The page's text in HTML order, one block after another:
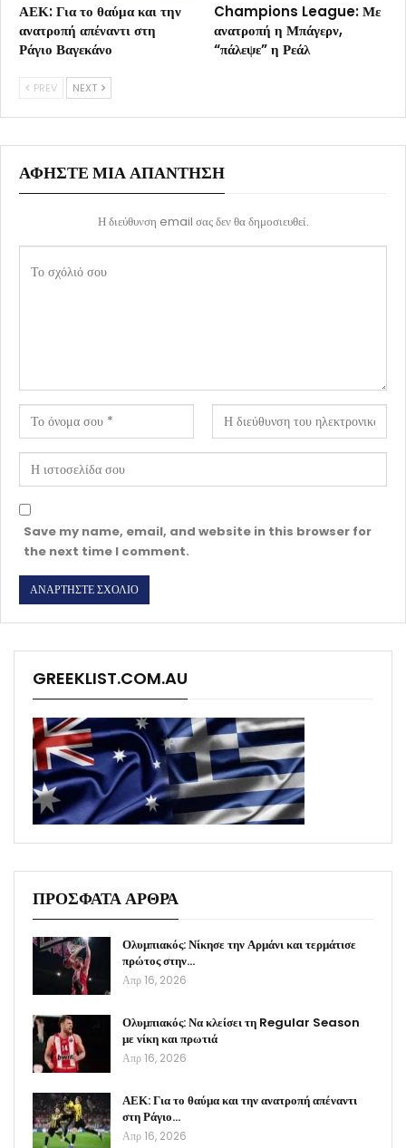
ΑΕΚ: Για το θαύμα και την
ανατροπή απέναντι στη
Ράγιο Βαγεκάνο
Champions League: Με
ανατροπή η Μπάγερν,
“πάλεψε” η Ρεάλ
PREV NEXT
ΑΦΉΣΤΕ ΜΙΑ ΑΠΆΝΤΗΣΗ
Η διεύθυνση email σας δεν θα δημοσιευθεί.
Save my name, email, and website in this browser for
the next time I comment.
GREEKLIST.COM.AU
ΠΡΟΣΦΑΤΑ ΑΡΘΡΑ
Ολυμπιακός: Νίκησε την Αρμάνι και τερμάτισε
πρώτος στην…
Απρ 16, 2026
Ολυμπιακός: Να κλείσει τη Regular Season
με νίκη και πρωτιά
Απρ 16, 2026
ΑΕΚ: Για το θαύμα και την ανατροπή απέναντι
στη Ράγιο…
Απρ 16, 2026